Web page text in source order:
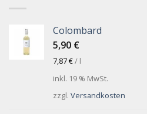
Colombard
5,90 €
7,87€/ l
inkl. 19 % MwSt.
zzgl. Versandkosten